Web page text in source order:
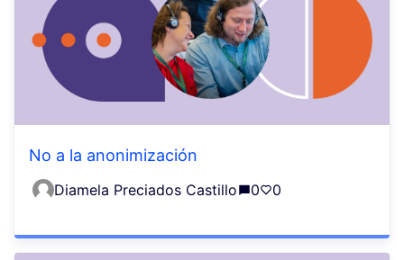
No a la anonimización
Diamela Preciados Castillo 0 0